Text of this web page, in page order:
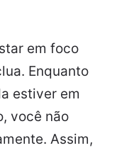
em foco
Enquanto
estiver em
você não
Assim,